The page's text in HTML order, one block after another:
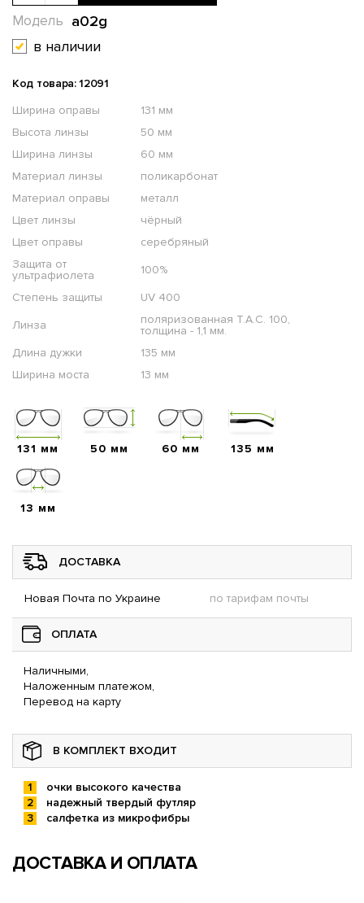
a02g
Модель
в наличии
Код товара: 12091
Ширина оправы
131 мм
Высота линзы
50 мм
Ширина линзы
60 мм
Материал линзы
поликарбонат
Материал оправы
металл
Цвет линзы
чёрный
Цвет оправы
серебряный
Защита от
ультрафиолета
100%
Степень защиты
UV 400
Линза
поляризованная T.A.C. 100,
толщина - 1,1 мм.
Длина дужки
135 мм
Ширина моста
13 мм
131 мм 50 мм 60 мм 135 мм
13 мм
ДОСТАВКА
Новая Почта по Украине по тарифам почты
ОПЛАТА
Наличными,
Наложенным платежом,
Перевод на карту
В КОМПЛЕКТ ВХОДИТ
очки высокого качества
надежный твердый футляр
салфетка из микрофибры
ДОСТАВКА И ОПЛАТА